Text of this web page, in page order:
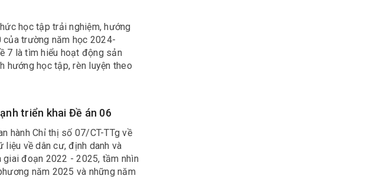
học tập trải nghiệm, hướng
trường năm học 2024-
7 là tìm hiểu hoạt động sản
hướng học tập, rèn luyện theo
triển khai Đề án 06
hành Chỉ thị số 07/CT-TTg về
về dân cư, định danh và
đoạn 2022 - 2025, tầm nhìn
năm 2025 và những năm